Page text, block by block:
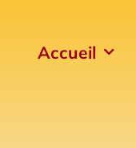
Accueil